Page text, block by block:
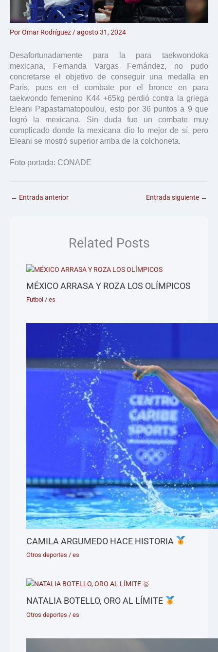
PorOmar Rodríguez /agosto 31, 2024
Desafortunadamente para la para taekwondoka
mexicana, Fernanda Vargas Fernández, no pudo
concretarse el objetivo de conseguir una medalla en
París, pues en el combate por el bronce en para
taekwondo femenino K44 +65kg perdió contra la griega
Eleani Papastamatopoulou, esto por 36 puntos a 9 que
logró la mexicana. Sin duda fue un combate muy
complicado donde la mexicana dio lo mejor de sí, pero
Eleani se mostró superior arriba de la colchoneta.
Foto portada: CONADE
← Entrada anterior Entrada siguiente →
Related Posts
MÉXICO ARRASA Y ROZA LOS OLÍMPICOS
Futbol /es
CAMILA ARGUMEDO HACE HISTORIA
Otros deportes /es
NATALIA BOTELLO, ORO AL LÍMITE
Otros deportes /es